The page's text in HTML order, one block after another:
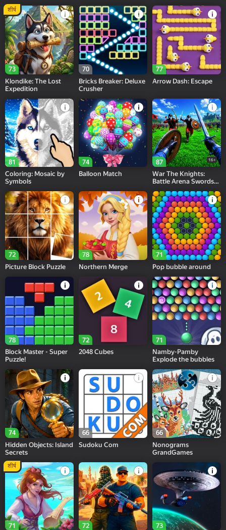
73
शीर्ष
Klondike: The Lost
Expedition
70
Bricks Breaker: Deluxe
Crusher
77
Arrow Dash: Escape
81
Coloring: Mosaic by
Symbols
74
Balloon Match
87 16+
War The Knights:
Battle Arena Swords
72
Picture Block Puzzle
78
Northern Merge
71
Pop bubble around
78
Block Master - Super
Puzzle!
72
2048 Cubes
71
Namby-Pamby
Explode the bubbles
74
Hidden Objects: Island
Secrets
66
Sudoku Com
66
Nonograms
GrandGames
71
शीर्ष
72
73